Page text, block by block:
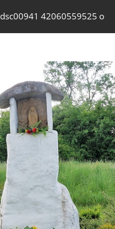
dsc00941 42060559525 o